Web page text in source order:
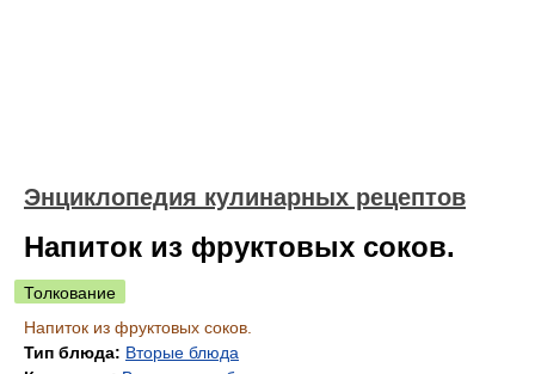
Энциклопедия кулинарных рецептов
Напиток из фруктовых соков.
Толкование
Напиток из фруктовых соков.
Тип блюда: Вторые блюда